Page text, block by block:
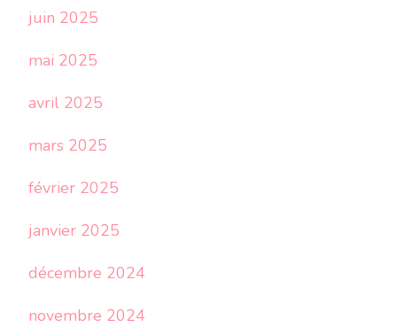
juin 2025
mai 2025
avril 2025
mars 2025
février 2025
janvier 2025
décembre 2024
novembre 2024